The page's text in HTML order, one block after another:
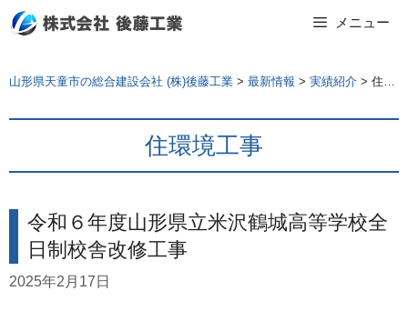
Skip
メニュー
山形県天童市の総合建設会社 (株)後藤工業 > 最新情報 > 実績紹介 > 住環境工事
住環境工事
令和６年度山形県立米沢鶴城高等学校全
日制校舎改修工事
2025年2月17日